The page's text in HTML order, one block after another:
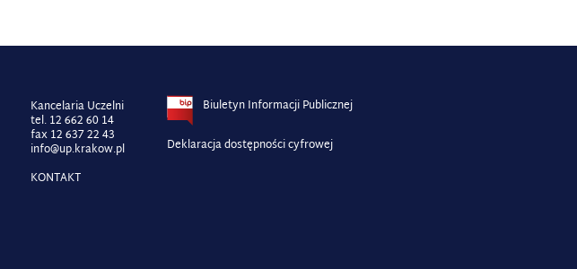
Kancelaria Uczelni
tel. 12 662 60 14
fax 12 637 22 43
info@up.krakow.pl
KONTAKT
Biuletyn Informacji Publicznej
Deklaracja dostępności cyfrowej